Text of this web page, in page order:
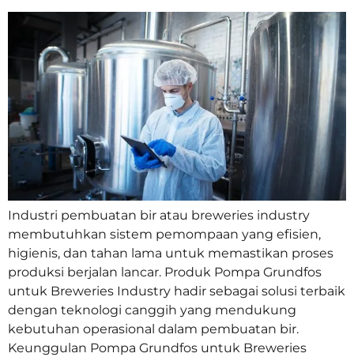
Industri pembuatan bir atau breweries industry
membutuhkan sistem pemompaan yang efisien,
higienis, dan tahan lama untuk memastikan proses
produksi berjalan lancar. Produk Pompa Grundfos
untuk Breweries Industry hadir sebagai solusi terbaik
dengan teknologi canggih yang mendukung
kebutuhan operasional dalam pembuatan bir.
Keunggulan Pompa Grundfos untuk Breweries